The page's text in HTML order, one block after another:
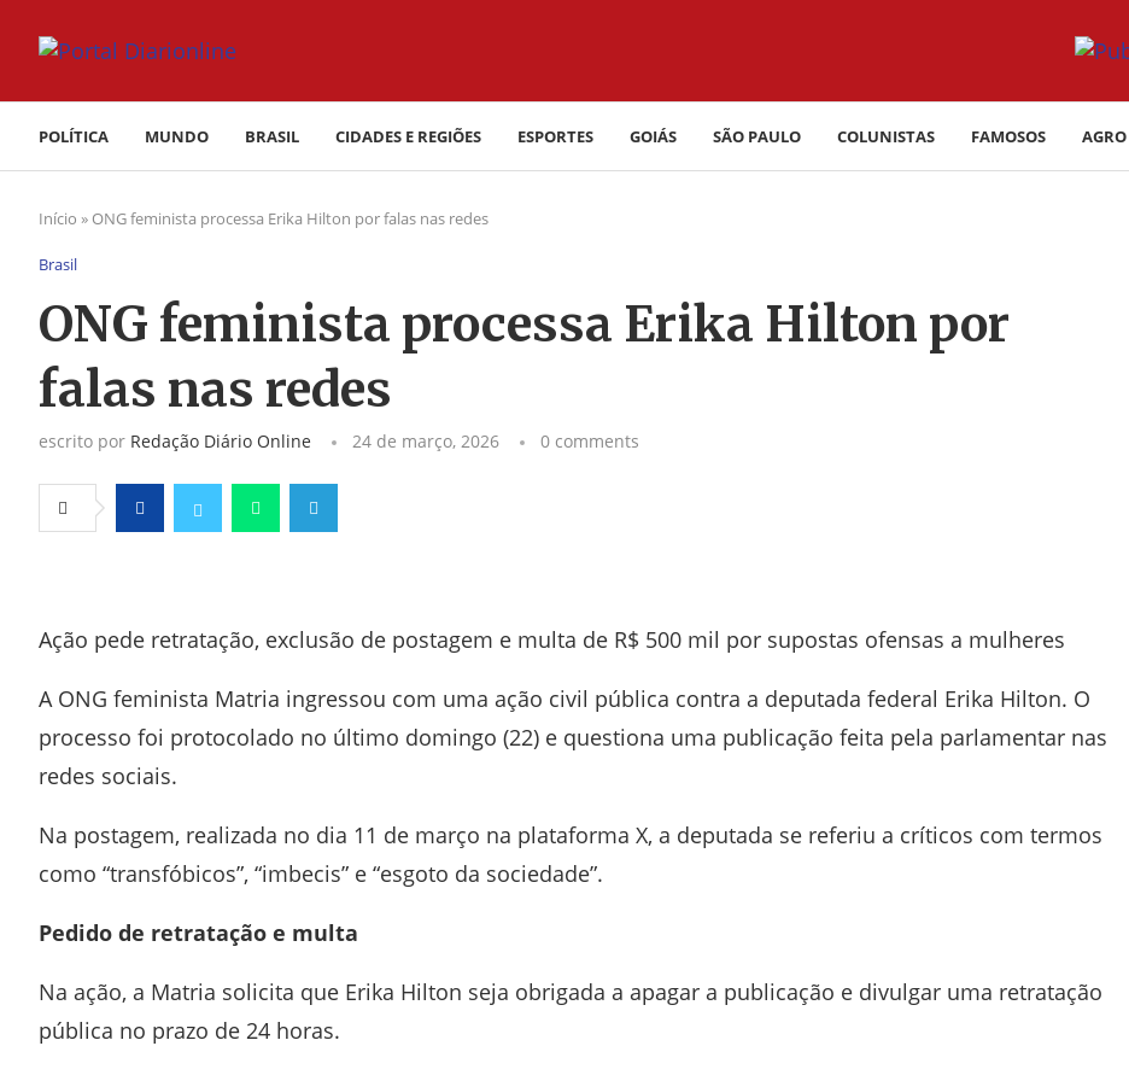
POLÍTICA MUNDO BRASIL CIDADES E REGIÕES ESPORTES GOIÁS SÃO PAULO COLUNISTAS FAMOSOS AGRO
Início » ONG feminista processa Erika Hilton por falas nas redes
Brasil
ONG feminista processa Erika Hilton por
falas nas redes
escrito por Redação Diário Online 24 de março, 2026 0 comments
Ação pede retratação, exclusão de postagem e multa de R$ 500 mil por supostas ofensas a mulheres
A ONG feminista Matria ingressou com uma ação civil pública contra a deputada federal Erika Hilton. O
processo foi protocolado no último domingo (22) e questiona uma publicação feita pela parlamentar nas
redes sociais.
Na postagem, realizada no dia 11 de março na plataforma X, a deputada se referiu a críticos com termos
como “transfóbicos”, “imbecis” e “esgoto da sociedade”.
Pedido de retratação e multa
Na ação, a Matria solicita que Erika Hilton seja obrigada a apagar a publicação e divulgar uma retratação
pública no prazo de 24 horas.